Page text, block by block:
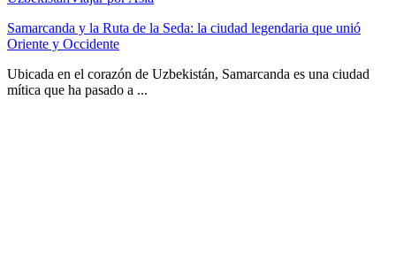
Samarcanda y la Ruta de la Seda: la ciudad legendaria que unió
Oriente y Occidente
Ubicada en el corazón de Uzbekistán, Samarcanda es una ciudad
mítica que ha pasado a ...